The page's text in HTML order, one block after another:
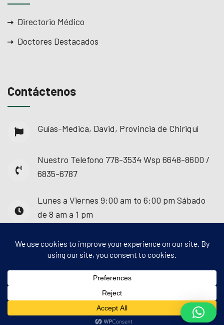
Directorio Médico
Doctores Destacados
Contáctenos
Guías-Medica, David, Provincia de Chiriquí
Nuestro Telefono 778-3534 Wsp 6648-8600 /
6835-6787
Lunes a Viernes 9:00 am to 6:00 pm Sábado
de 8 am a 1 pm
© 2025 - Guías Médica. Todos los derechos
reservados.